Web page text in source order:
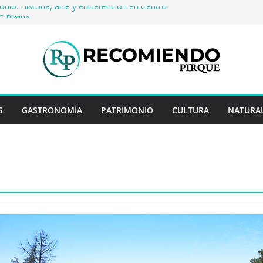
Historia, arte y entretención en Centro
del mundo
Rayo Credit y diferencias frente a
cuentan historias: ingredientes que dieron
enteros
GASTRONOMÍA PATRIMONIO CULTURA